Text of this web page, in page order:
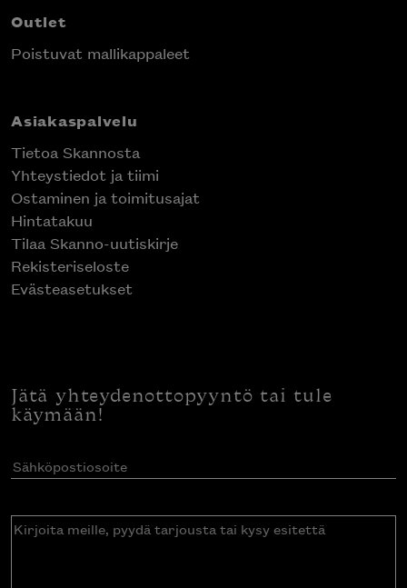
Outlet
Poistuvat mallikappaleet
Asiakaspalvelu
Tietoa Skannosta
Yhteystiedot ja tiimi
Ostaminen ja toimitusajat
Hintatakuu
Tilaa Skanno-uutiskirje
Rekisteriseloste
Evästeasetukset
Jätä yhteydenottopyyntö tai tule
käymään!
Sähköpostiosoite(Pakollinen)
Kirjoita